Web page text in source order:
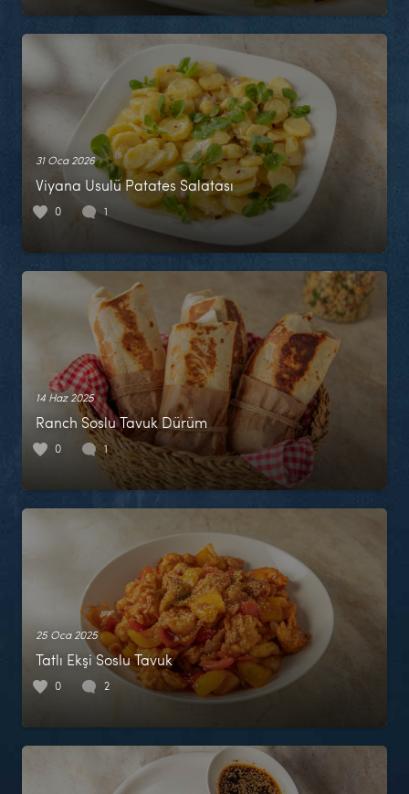
31 Oca 2026
Viyana Usulü Patates Salatası
0 1
14 Haz 2025
Ranch Soslu Tavuk Dürüm
0 1
25 Oca 2025
Tatlı Ekşi Soslu Tavuk
0 2